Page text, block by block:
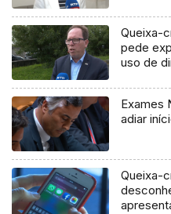
Queixa-
pede
uso de
Exames
adiar
Queixa-